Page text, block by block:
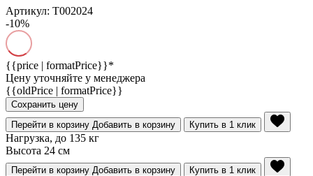
Артикул: Т002024
-10%
{{price | formatPrice}}*
Цену уточняйте у менеджера
{{oldPrice | formatPrice}}
Сохранить цену
Перейти в корзину Добавить в корзину Купить в 1 клик
Нагрузка, до 135 кг
Высота 24 см
Перейти в корзину Добавить в корзину Купить в 1 клик